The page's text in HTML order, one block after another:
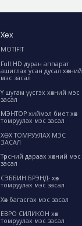
Хөх
MOTIFIT
Full HD дуран аппарат
ашиглах усан дусал хөхний
мэс засал
Y шугам үүсгэх хөхний мэс
засал
МЭНТОР хиймэл биет хөх
томруулах мэс засал
ХӨХ ТОМРУУЛАХ МЭС
ЗАСАЛ
Төрсний дараах хөхний мэс
засал
СЭББИН БРЭНД- хөх
томруулах мэс засал
Хөх багасгах мэс засал
ЕВРО СИЛИКОН хөх
томруулах мэс засал